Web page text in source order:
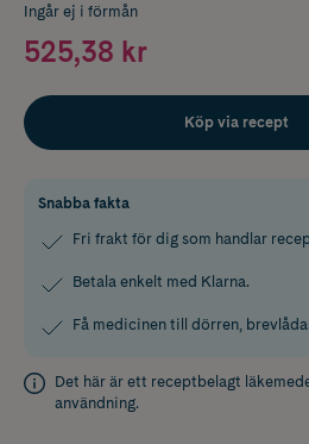
Ingår ej i förmån
525,38 kr
Köp via recept
Snabba fakta
Fri frakt för dig som handlar
Betala enkelt med Klarna.
Få medicinen till dörren,
Det här är ett receptbelagt
användning.